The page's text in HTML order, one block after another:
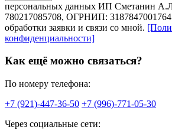
персональных данных ИП Сметанин
780217085708, ОГРНИП:
обработки заявки и связи со мной.
конфиденциальности]
Как ещё можно связаться?
По номеру телефона:
+7 (921)-447-36-50 +7 (996)-771-05-30
Через социальные сети: